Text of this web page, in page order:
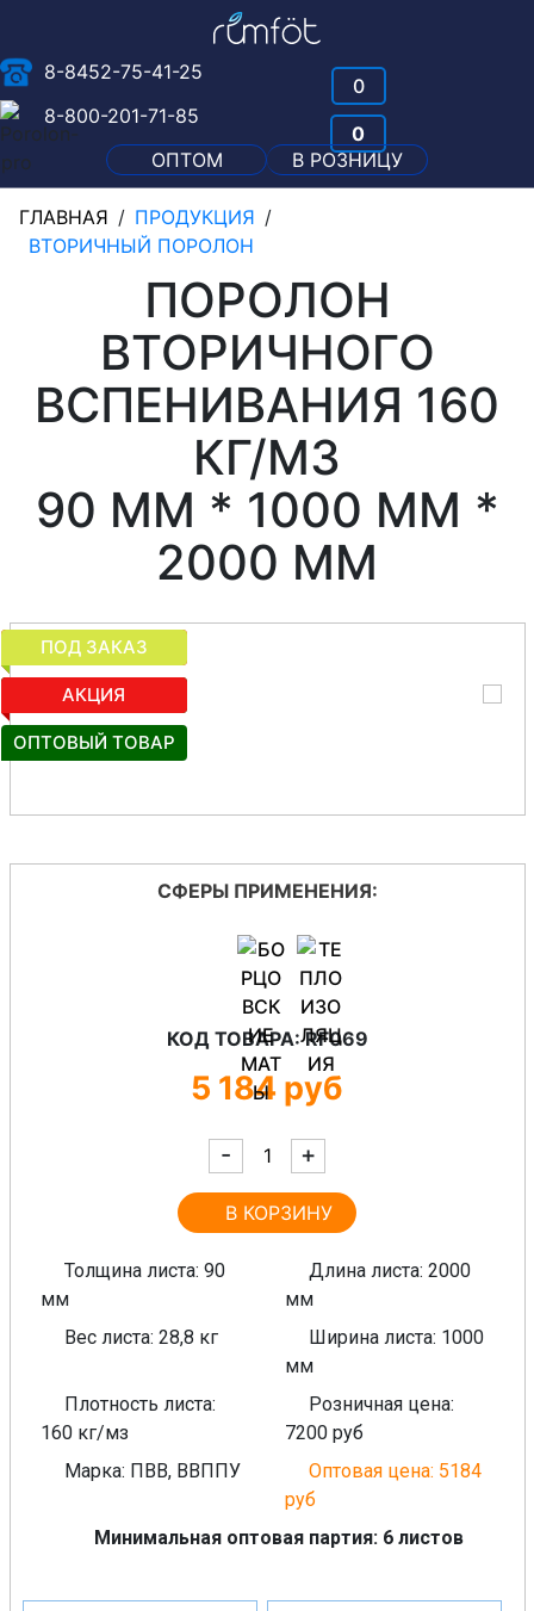
0
0
ОПТОМ
В РОЗНИЦУ
8-800-201-71-85
8-8452-75-41-25
ГЛАВНАЯ / ПРОДУКЦИЯ /
ВТОРИЧНЫЙ ПОРОЛОН
ПОРОЛОН
ВТОРИЧНОГО
ВСПЕНИВАНИЯ 160
КГ/М3
90 ММ * 1000 ММ *
2000 ММ
СФЕРЫ ПРИМЕНЕНИЯ:
КОД ТОВАРА: RF069
5 184 руб
- +
В КОРЗИНУ
Толщина листа: 90
мм
Длина листа: 2000
мм
Вес листа: 28,8 кг
Ширина листа: 1000
мм
Плотность листа:
160 кг/мз
Розничная цена:
7200 руб
Марка: ПВВ, ВВППУ
Оптовая цена: 5184
руб
Минимальная оптовая партия: 6 листов
ПОД ЗАКАЗ
АКЦИЯ
АКЦИЯ
ОПТОВЫЙ ТОВАР
ПОД ЗАКАЗ
АКЦИЯ
ОПТОВЫЙ ТОВАР